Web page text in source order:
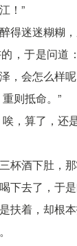
！”
得迷迷糊糊
，于是问道
，会怎么样呢
则抵命。”
，算了，还
杯酒下肚，
下去了，于
扶着，却根